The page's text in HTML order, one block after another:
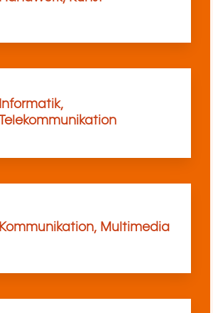
Informatik,
Telekommunikation
Kommunikation, Multimedia